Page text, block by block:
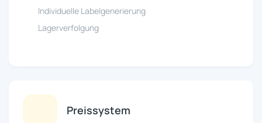
Individuelle Labelgenerierung
Lagerverfolgung
Preissystem